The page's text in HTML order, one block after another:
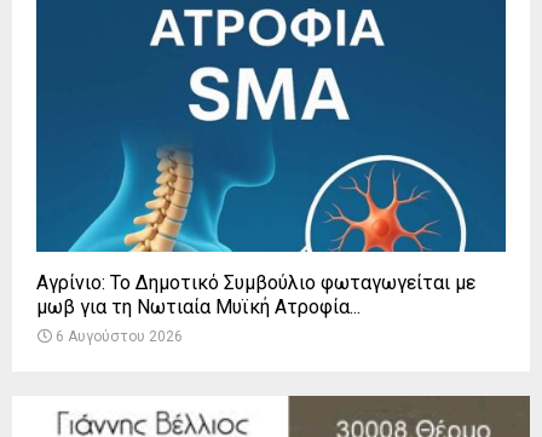
Αγρίνιο: Το Δημοτικό Συμβούλιο φωταγωγείται με
μωβ για τη Νωτιαία Μυϊκή Ατροφία...
6 Αυγούστου 2026